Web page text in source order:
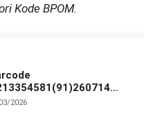
Kode BPOM.
2026